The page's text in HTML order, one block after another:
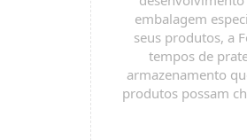
embalagem
seus produtos, a
tempos de
armazenamento
produtos possam